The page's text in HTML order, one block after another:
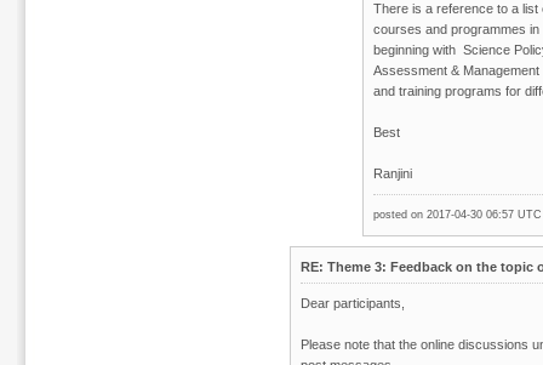
There is a reference to a
courses and programmes
beginning with Science
Assessment &
and training programs for
Best
Ranjini
posted on 2017-04-30 06:57
RE: Theme 3: Feedback on the
Dear participants,
Please note that the online discussions